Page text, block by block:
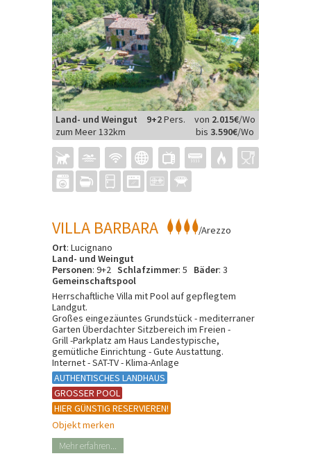
Land- und Weingut 9+2Pers. von 2.015€/Wo
bis 3.590€/Wo
zum Meer 132km
VILLA BARBARA
/Arezzo
Ort: Lucignano
Land- und Weingut
Personen: 9+2 Schlafzimmer: 5 Bäder: 3
Gemeinschaftspool
Herrschaftliche Villa mit Pool auf gepflegtem
Landgut.
Großes eingezäuntes Grundstück - mediterraner
Garten Überdachter Sitzbereich im Freien -
Grill -Parkplatz am Haus Landestypische,
gemütliche Einrichtung - Gute Austattung.
Internet - SAT-TV - Klima-Anlage
AUTHENTISCHES LANDHAUS
GROSSER POOL
HIER GÜNSTIG RESERVIEREN!
Objekt merken
Mehr erfahren...